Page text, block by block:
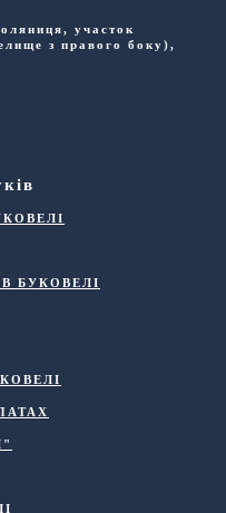
, участок
з правого боку),
БУКОВЕЛІ